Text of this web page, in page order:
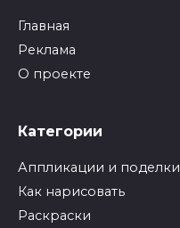
Главная
Реклама
О проекте
Категории
Аппликации и поделки
Как нарисовать
Раскраски